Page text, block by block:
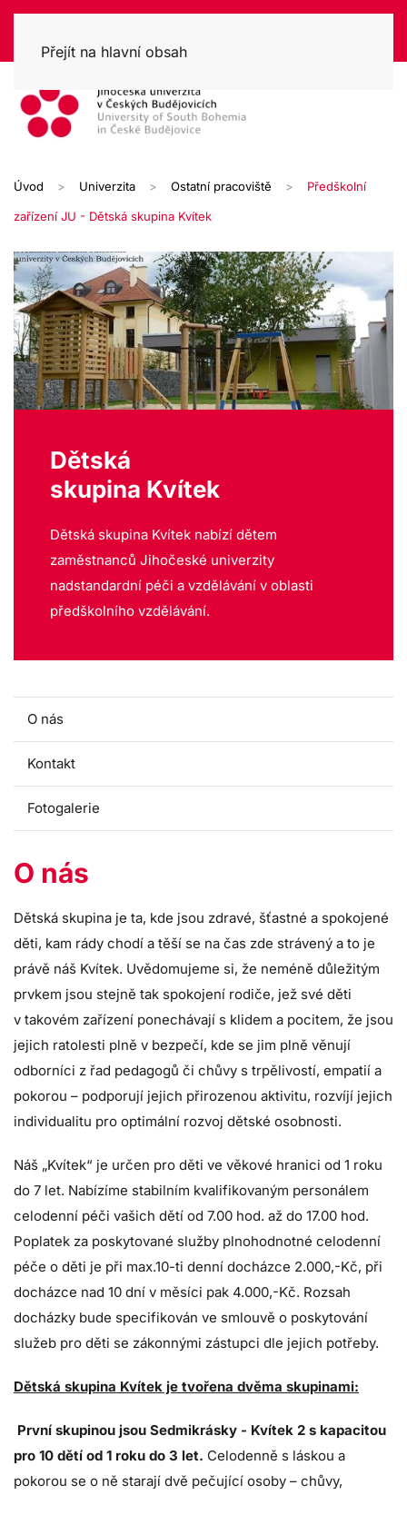
Přejít na hlavní obsah
Úvod Univerzita Ostatní pracoviště Předškolní
zařízení JU - Dětská skupina Kvítek
Dětská
skupina Kvítek
Dětská skupina Kvítek nabízí dětem
zaměstnanců Jihočeské univerzity
nadstandardní péči a vzdělávání v oblasti
předškolního vzdělávání.
O nás
Kontakt
Fotogalerie
O nás
Dětská skupina je ta, kde jsou zdravé, šťastné a spokojené
děti, kam rády chodí a těší se na čas zde strávený a to je
právě náš Kvítek. Uvědomujeme si, že neméně důležitým
prvkem jsou stejně tak spokojení rodiče, jež své děti
v takovém zařízení ponechávají s klidem a pocitem, že jsou
jejich ratolesti plně v bezpečí, kde se jim plně věnují
odborníci z řad pedagogů či chůvy s trpělivostí, empatií a
pokorou – podporují jejich přirozenou aktivitu, rozvíjí jejich
individualitu pro optimální rozvoj dětské osobnosti.
Náš „Kvítek“ je určen pro děti ve věkové hranici od 1 roku
do 7 let. Nabízíme stabilním kvalifikovaným personálem
celodenní péči vašich dětí od 7.00 hod. až do 17.00 hod.
Poplatek za poskytované služby plnohodnotné celodenní
péče o děti je při max.10-ti denní docházce 2.000,-Kč, při
docházce nad 10 dní v měsíci pak 4.000,-Kč. Rozsah
docházky bude specifikován ve smlouvě o poskytování
služeb pro děti se zákonnými zástupci dle jejich potřeby.
Dětská skupina Kvítek je tvořena dvěma skupinami:
První skupinou jsou Sedmikrásky - Kvítek 2 s kapacitou
pro 10 dětí od 1 roku do 3 let. Celodenně s láskou a
pokorou se o ně starají dvě pečující osoby – chůvy,